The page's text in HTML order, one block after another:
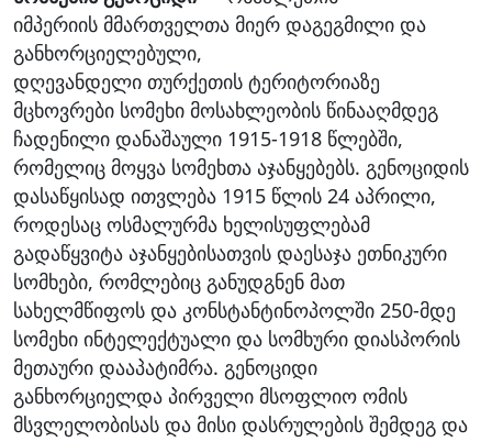
იმპერიის მმართველთა მიერ დაგეგმილი და
განხორციელებული,
დღევანდელი თურქეთის ტერიტორიაზე
მცხოვრები სომეხი მოსახლეობის წინააღმდეგ
ჩადენილი დანაშაული 1915-1918 წლებში,
რომელიც მოყვა სომეხთა აჯანყებებს. გენოციდის
დასაწყისად ითვლება 1915 წლის 24 აპრილი,
როდესაც ოსმალურმა ხელისუფლებამ
გადაწყვიტა აჯანყებისათვის დაესაჯა ეთნიკური
სომხები, რომლებიც განუდგნენ მათ
სახელმწიფოს და კონსტანტინოპოლში 250-მდე
სომეხი ინტელექტუალი და სომხური დიასპორის
მეთაური დააპატიმრა. გენოციდი
განხორციელდა პირველი მსოფლიო ომის
მსვლელობისას და მისი დასრულების შემდეგ და